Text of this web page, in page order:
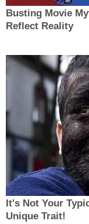
Busting Movie
Reflect Reality
It's Not Your
Unique Trait!